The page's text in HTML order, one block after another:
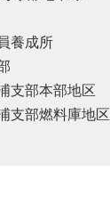
養成所
支部本部地区
支部燃料庫地区